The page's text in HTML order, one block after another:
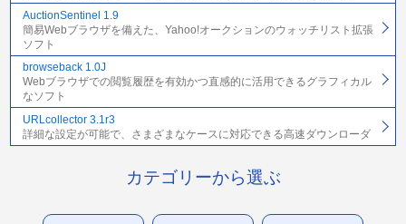
AuctionSentinel 1.9
簡易Webブラウザを備えた、Yahoo!オークションのウォッチリスト拡張
ソフト
browseback 1.0J
Webブラウザでの閲覧履歴を有効かつ直感的に活用できるグラフィカル
なソフト
URLcollector 3.1r3
詳細な設定が可能で、さまざまなケースに対応できる高速ダウンローダ
カテゴリーから選ぶ